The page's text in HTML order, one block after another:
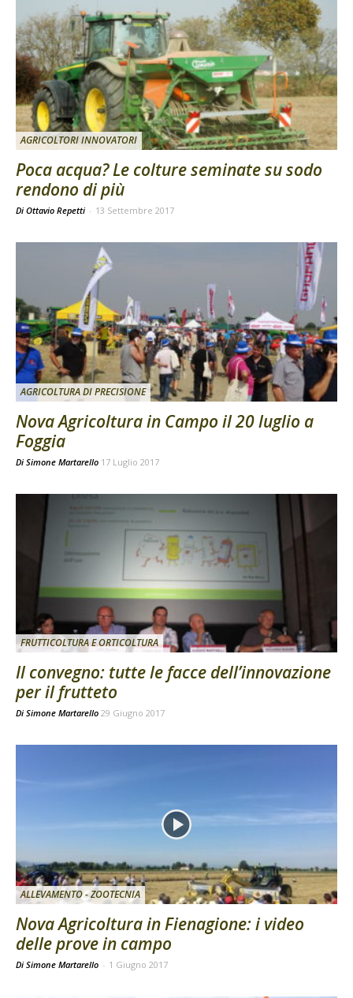
AGRICOLTORI INNOVATORI
Poca acqua? Le colture seminate su sodo
rendono di più
Di Ottavio Repetti - 13 Settembre 2017
AGRICOLTURA DI PRECISIONE
Nova Agricoltura in Campo il 20 luglio a
Foggia
Di Simone Martarello 17 Luglio 2017
FRUTTICOLTURA E ORTICOLTURA
Il convegno: tutte le facce dell’innovazione
per il frutteto
Di Simone Martarello 29 Giugno 2017
ALLEVAMENTO - ZOOTECNIA
Nova Agricoltura in Fienagione: i video
delle prove in campo
Di Simone Martarello - 1 Giugno 2017